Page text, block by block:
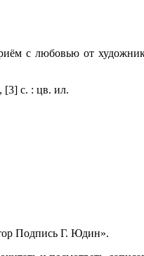
с любовью от
[3] с. : цв. ил.
Подпись Г. Юдин».